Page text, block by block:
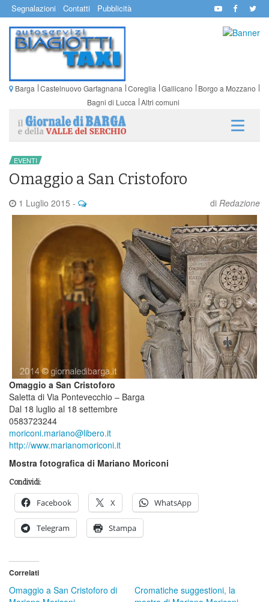
Segnalazioni Contatti Pubblicità
Barga Castelnuovo Garfagnana Coreglia Gallicano
Borgo a Mozzano
Bagni di Lucca Altri comuni
EVENTI
Omaggio a San Cristoforo
1 Luglio 2015 - di Redazione
Omaggio a San Cristoforo
Saletta di Via Pontevecchio – Barga
Dal 18 luglio al 18 settembre
0583723244
moriconi.mariano@libero.it
http://www.marianomoriconi.it
Mostra fotografica di Mariano Moriconi
Condividi:
Facebook X WhatsApp
Telegram Stampa
Correlati
Omaggio a San Cristoforo di
Cromatiche suggestioni, la